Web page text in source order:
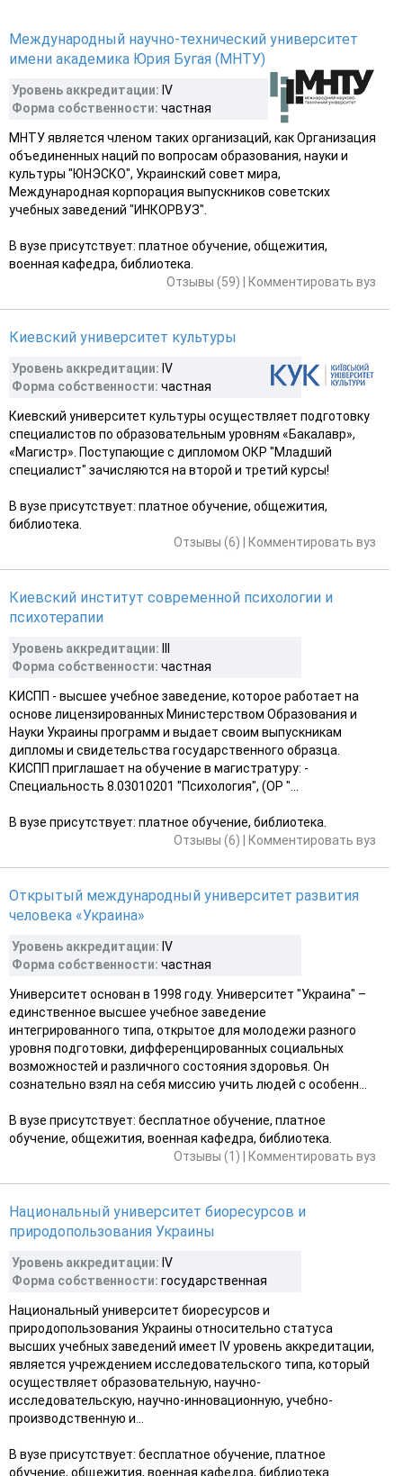
Международный научно-технический университет
имени академика Юрия Бугая (МНТУ)
Уровень аккредитации: IV
Форма собственности: частная
МНТУ является членом таких организаций, как Организация
объединенных наций по вопросам образования, науки и
культуры "ЮНЭСКО", Украинский совет мира,
Международная корпорация выпускников советских
учебных заведений "ИНКОРВУЗ".
В вузе присутствует: платное обучение, общежития,
военная кафедра, библиотека.
Отзывы (59)
Комментировать вуз
Киевский университет культуры
Уровень аккредитации: IV
Форма собственности: частная
Киевский университет культуры осуществляет подготовку
специалистов по образовательным уровням «Бакалавр»,
«Магистр». Поступающие с дипломом ОКР "Младший
специалист" зачисляются на второй и третий курсы!
В вузе присутствует: платное обучение, общежития,
библиотека.
Отзывы (6)
Комментировать вуз
Киевский институт современной психологии и
психотерапии
Уровень аккредитации:
Форма собственности: частная
КИСПП - высшее учебное заведение, которое работает на
основе лицензированных Министерством Образования и
Науки Украины программ и выдает своим выпускникам
дипломы и свидетельства государственного образца.
КИСПП приглашает на обучение в магистратуру: -
Специальность 8.03010201 "Психология", (ОР "...
В вузе присутствует: платное обучение, библиотека.
Отзывы (6)
Комментировать вуз
Открытый международный университет развития
человека «Украина»
Уровень аккредитации: ІV
Форма собственности: частная
Университет основан в 1998 году. Университет "Украина" –
единственное высшее учебное заведение
интегрированного типа, открытое для молодежи разного
уровня подготовки, дифференцированных социальных
возможностей и различного состояния здоровья. Он
сознательно взял на себя миссию учить людей с особенн...
В вузе присутствует: бесплатное обучение, платное
обучение, общежития, военная кафедра, библиотека.
Отзывы (1)
Комментировать вуз
Национальный университет биоресурсов и
природопользования Украины
Уровень аккредитации: IV
Форма собственности: государственная
Национальный университет биоресурсов и
природопользования Украины относительно статуса
высших учебных заведений имеет IV уровень аккредитации,
является учреждением исследовательского типа, который
осуществляет образовательную, научно-
исследовательскую, научно-инновационную, учебно-
производственную и...
В вузе присутствует: бесплатное обучение, платное
обучение, общежития, военная кафедра, библиотека.